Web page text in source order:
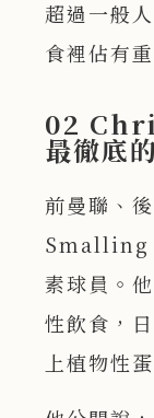
超過一般
食裡佔有
02
最徹底
前曼聯、
Smalling
素球員。
性飲食，
上植物性